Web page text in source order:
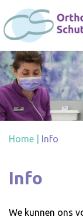
Home Info
Info
We kunnen ons